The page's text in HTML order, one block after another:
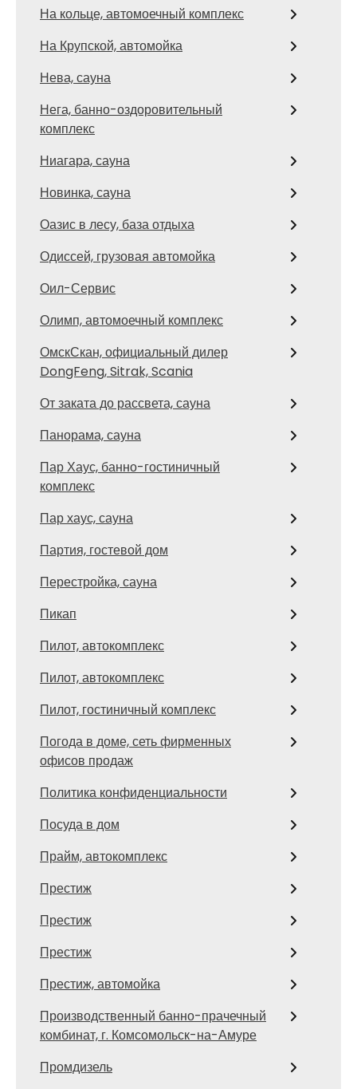
На кольце, автомоечный комплекс
На Крупской, автомойка
Нева, сауна
Нега, банно-оздоровительный
комплекс
Ниагара, сауна
Новинка, сауна
Оазис в лесу, база отдыха
Одиссей, грузовая автомойка
Оил-Сервис
Олимп, автомоечный комплекс
ОмскСкан, официальный дилер
DongFeng, Sitrak, Scania
От заката до рассвета, сауна
Панорама, сауна
Пар Хаус, банно-гостиничный
комплекс
Пар хаус, сауна
Партия, гостевой дом
Перестройка, сауна
Пикап
Пилот, автокомплекс
Пилот, автокомплекс
Пилот, гостиничный комплекс
Погода в доме, сеть фирменных
офисов продаж
Политика конфиденциальности
Посуда в дом
Прайм, автокомплекс
Престиж
Престиж
Престиж
Престиж, автомойка
Производственный банно-прачечный
комбинат, г. Комсомольск-на-Амуре
Промдизель